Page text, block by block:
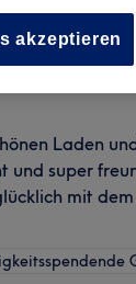
Laden
und super
mit
akzeptieren